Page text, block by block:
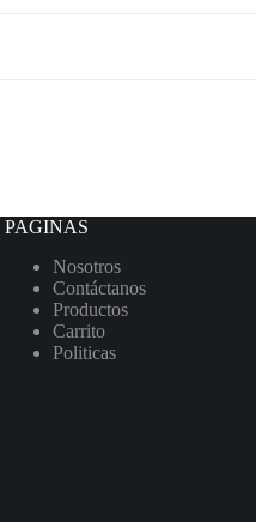
PAGINAS
Nosotros
Contáctanos
Productos
Carrito
Politicas